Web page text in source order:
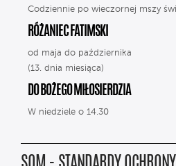
Codziennie po wieczornej mszy
RÓŻANIEC FATIMSKI
od maja do października
(13. dnia miesiąca)
DO BOŻEGO MIŁOSIERDZIA
W niedziele o 14.30